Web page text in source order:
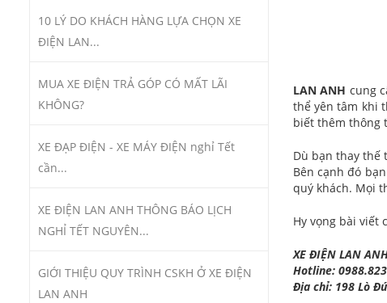
10 LÝ DO KHÁCH HÀNG LỰA CHỌN XE
ĐIỆN LAN...
MUA XE ĐIỆN TRẢ GÓP CÓ MẤT LÃI
KHÔNG?
XE ĐẠP ĐIỆN - XE MÁY ĐIỆN nghỉ Tết
cần...
XE ĐIỆN LAN ANH THÔNG BÁO LỊCH
NGHỈ TẾT NGUYÊN...
GIỚI THIỆU QUY TRÌNH CSKH Ở XE ĐIỆN
LAN ANH
LAN ANH cung
thể yên tâm khi
biết thêm thông
Dù bạn thay thế
Bên cạnh đó
quý khách. Mọi
Hy vọng bài viết
XE ĐIỆN LAN
Hotline:
Địa chỉ: 198 Lò